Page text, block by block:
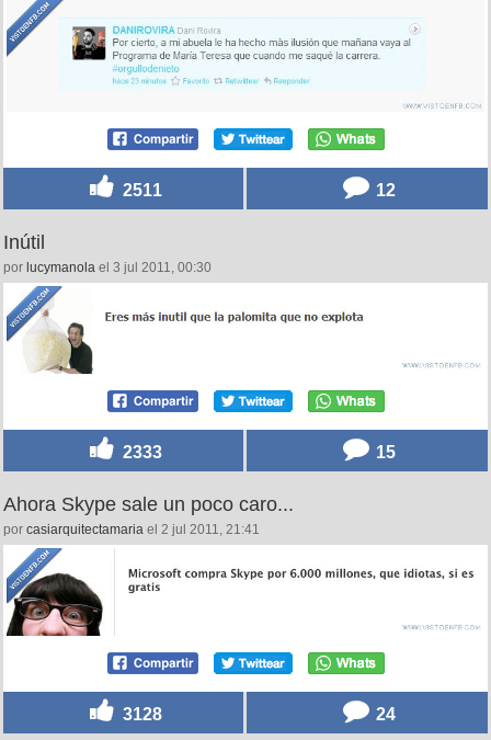
2511 12
Inútil
por lucymanola el 3 jul 2011, 00:30
2333 15
Ahora Skype sale un poco caro...
por casiarquitectamaria el 2 jul 2011, 21:41
3128 24